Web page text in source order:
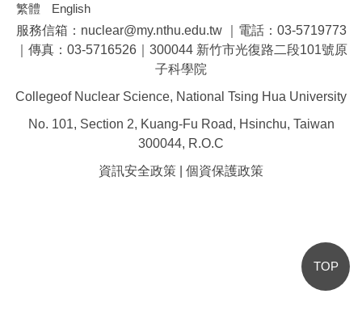
繁體
English
服務信箱：nuclear@my.nthu.edu.tw ｜電話：03-5719773
｜傳真：03-5716526｜300044 新竹市光復路二段101號原
子科學院
Collegeof Nuclear Science, National Tsing Hua University
No. 101, Section 2, Kuang-Fu Road, Hsinchu, Taiwan
300044, R.O.C
資訊安全政策
個資保護政策
TOP